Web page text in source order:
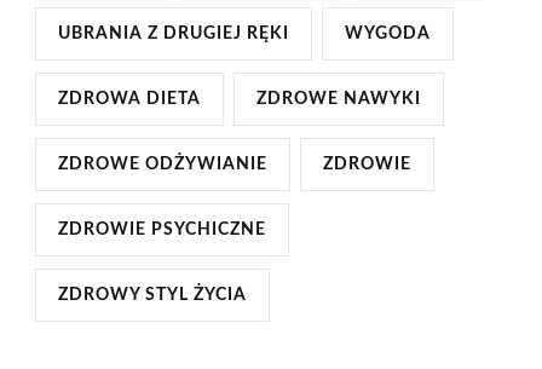
UBRANIA Z DRUGIEJ RĘKI WYGODA
ZDROWA DIETA ZDROWE NAWYKI
ZDROWE ODŻYWIANIE ZDROWIE
ZDROWIE PSYCHICZNE
ZDROWY STYL ŻYCIA